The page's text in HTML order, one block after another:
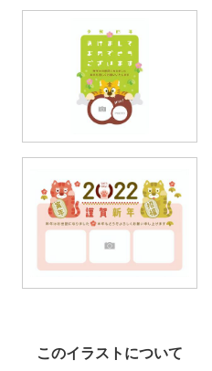
このイラストについて